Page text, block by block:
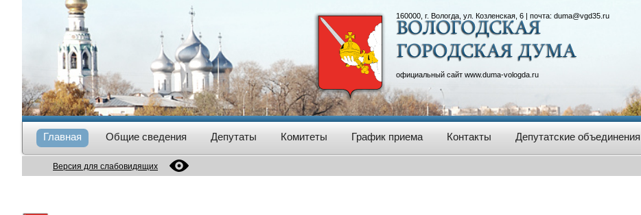
160000, г. Вологда, ул. Козленская, 6 | почта: duma@vgd35.ru
официальный сайт www.duma-vologda.ru
Главная Общие сведения Депутаты Комитеты График приема Контакты Депутатские объединения
Версия для слабовидящих